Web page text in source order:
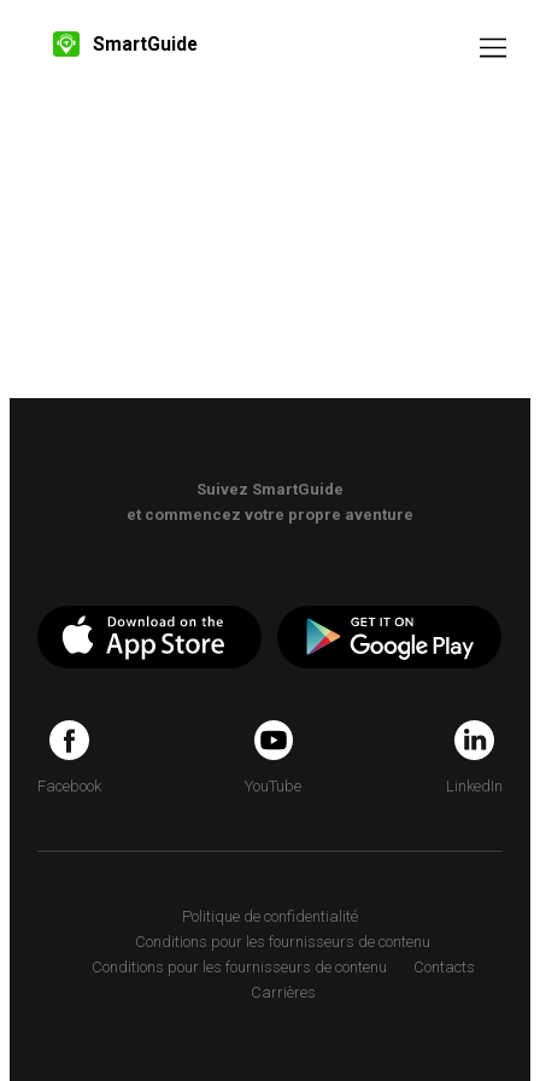
SmartGuide
Suivez SmartGuide
et commencez votre propre aventure
Facebook YouTube LinkedIn
Politique de confidentialité
Conditions pour les fournisseurs de contenu
Conditions pour les fournisseurs de contenu
Contacts
Carrières